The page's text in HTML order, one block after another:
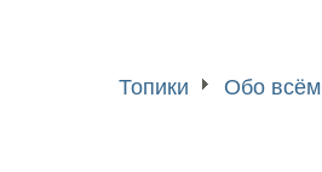
Топики Обо всём